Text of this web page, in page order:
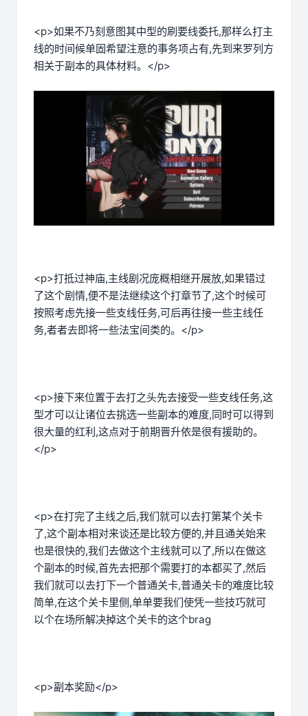
<p>如果不乃刻意图其中型的刷要线委托,那样么打主
线的时间候单固希望注意的事务项占有,先到来罗列方
相关于副本的具体材料。</p>
<p>打抵过神庙,主线剧况庞概相继开展放,如果错过
了这个剧情,便不是法继续这个打章节了,这个时候可
按照考虑先接一些支线任务,可后再往接一些主线任
务,者者去即将一些法宝间类的。</p>
<p>接下来位置于去打之头先去接受一些支线任务,这
型才可以让诸位去挑选一些副本的难度,同时可以得到
很大量的红利,这点对于前期晋升依是很有援助的。
</p>
<p>在打完了主线之后,我们就可以去打第某个关卡
了,这个副本相对来谈还是比较方便的,并且通关始来
也是很快的,我们去做这个主线就可以了,所以在做这
个副本的时候,首先去把那个需要打的本都买了,然后
我们就可以去打下一个普通关卡,普通关卡的难度比较
简单,在这个关卡里侧,单单要我们使凭一些技巧就可
以个在场所解决掉这个关卡的这个brag
<p>副本奖励</p>